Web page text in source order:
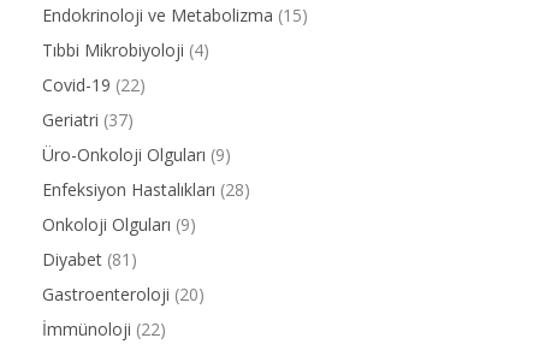
Endokrinoloji ve Metabolizma (15)
Tıbbi Mikrobiyoloji (4)
Covid-19 (22)
Geriatri (37)
Üro-Onkoloji Olguları (9)
Enfeksiyon Hastalıkları (28)
Onkoloji Olguları (9)
Diyabet (81)
Gastroenteroloji (20)
İmmünoloji (22)